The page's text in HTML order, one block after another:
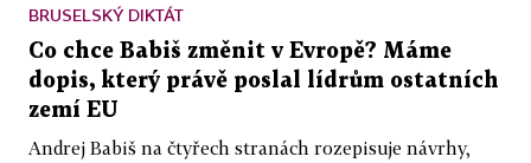
BRUSELSKÝ DIKTÁT
Co chce Babiš změnit v Evropě? Máme
dopis, který právě poslal lídrům ostatních
zemí EU
Andrej Babiš na čtyřech stranách rozepisuje návrhy,